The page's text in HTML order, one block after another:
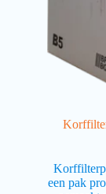
een pak